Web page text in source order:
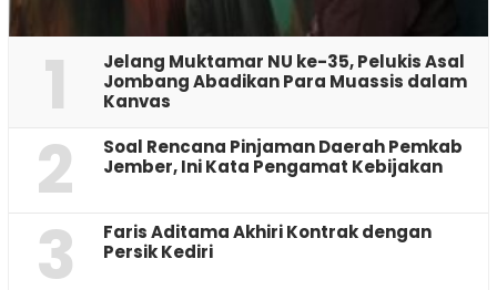
1
Jelang Muktamar NU ke-35, Pelukis Asal
Jombang Abadikan Para Muassis dalam
Kanvas
2
‎Soal Rencana Pinjaman Daerah Pemkab
Jember, Ini Kata Pengamat Kebijakan ‎
3
Faris Aditama Akhiri Kontrak dengan
Persik Kediri